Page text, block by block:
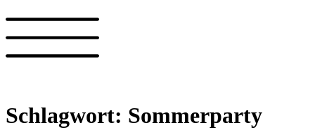
Schlagwort: Sommerparty